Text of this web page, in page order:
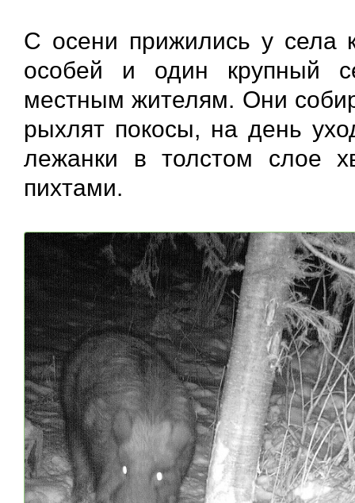
С осени прижились у села
особей и один крупный
местным жителям. Они
рыхлят покосы, на день
лежанки в толстом слое
пихтами.